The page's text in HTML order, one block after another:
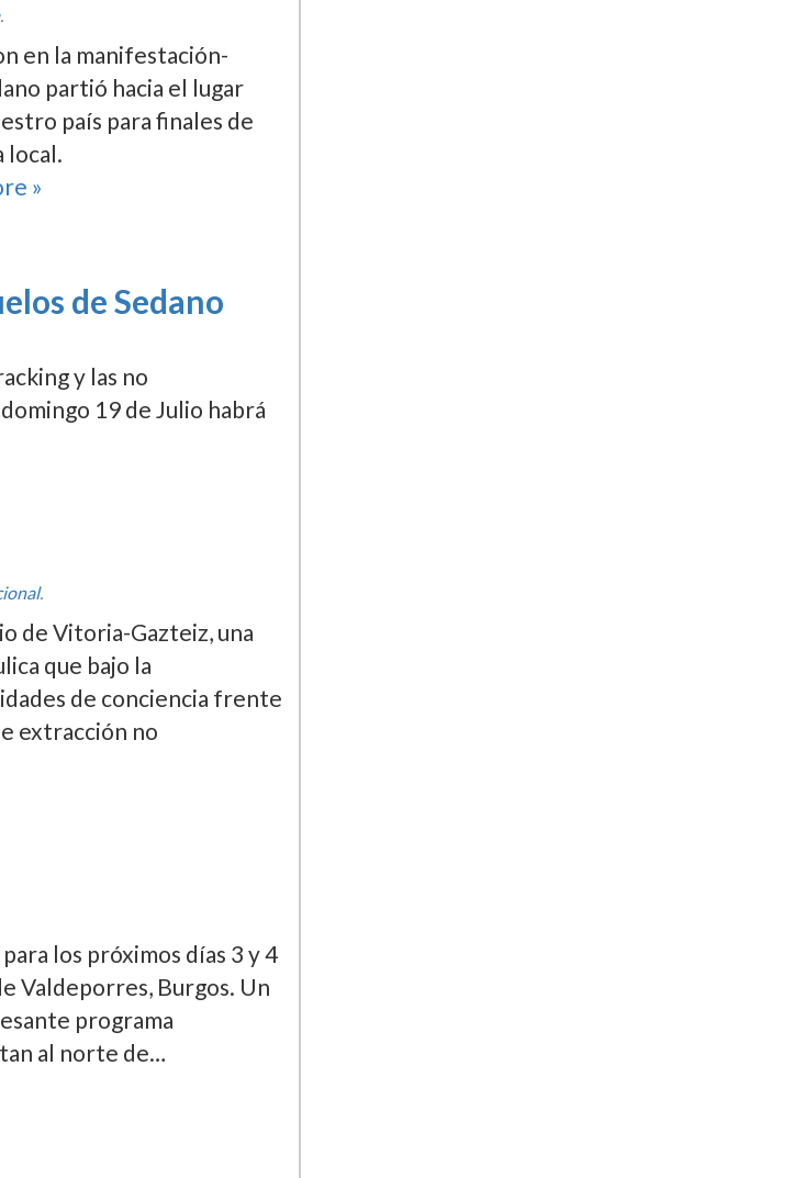
.
en la manifestación-
partió hacia el lugar
paí­s para finales de
local.
»
de Sedano
y las no
19 de Julio habrá
.
de Vitoria-Gazteiz, una
que bajo la
de conciencia frente
extracción no
los próximos dí­as 3 y 4
Valdeporres, Burgos. Un
programa
al norte de…